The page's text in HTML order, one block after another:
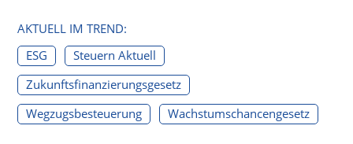
AKTUELL IM TREND:
ESG
Steuern Aktuell
Zukunftsfinanzierungsgesetz
Wegzugsbesteuerung
Wachstumschancengesetz